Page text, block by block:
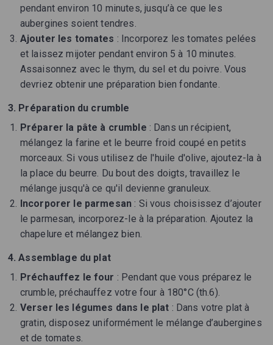
pendant environ 10 minutes, jusqu’à ce que les
aubergines soient tendres.
Ajouter les tomates : Incorporez les tomates pelées
et laissez mijoter pendant environ 5 à 10 minutes.
Assaisonnez avec le thym, du sel et du poivre. Vous
devriez obtenir une préparation bien fondante.
3. Préparation du crumble
Préparer la pâte à crumble : Dans un récipient,
mélangez la farine et le beurre froid coupé en petits
morceaux. Si vous utilisez de l'huile d'olive, ajoutez-la à
la place du beurre. Du bout des doigts, travaillez le
mélange jusqu'à ce qu'il devienne granuleux.
Incorporer le parmesan : Si vous choisissez d’ajouter
le parmesan, incorporez-le à la préparation. Ajoutez la
chapelure et mélangez bien.
4. Assemblage du plat
Préchauffez le four : Pendant que vous préparez le
crumble, préchauffez votre four à 180°C (th.6).
Verser les légumes dans le plat : Dans votre plat à
gratin, disposez uniformément le mélange d’aubergines
et de tomates.